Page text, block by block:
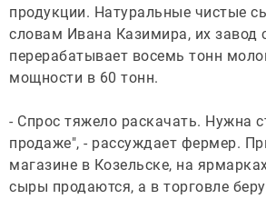
продукции. Натуральные чистые
словам Ивана Казимира, их завод
перерабатывает восемь тонн
мощности в 60 тонн.
- Спрос тяжело раскачать. Нужна
продаже", - рассуждает фермер.
магазине в Козельске, на
сыры продаются, а в торговле